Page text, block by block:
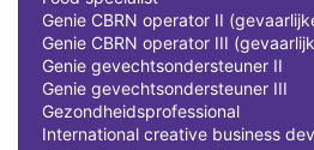
Genie CBRN operator II
Genie CBRN operator III
Genie gevechtsondersteuner II
Genie gevechtsondersteuner III
Gezondheidsprofessional
International creative business